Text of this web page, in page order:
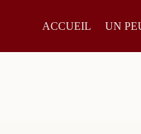
ACCUEIL UN